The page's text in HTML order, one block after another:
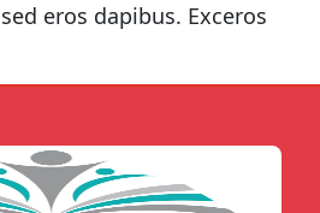
eros dapibus. Exceros